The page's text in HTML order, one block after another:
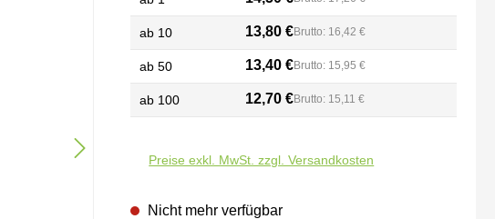
ab 10 13,80 €Brutto: 16,42 €
ab50 13,40 €Brutto: 15,95 €
ab 100 12,70 €Brutto: 15,11 €
Preise exkl. MwSt. zzgl. Versandkosten
Nicht mehr verfügbar